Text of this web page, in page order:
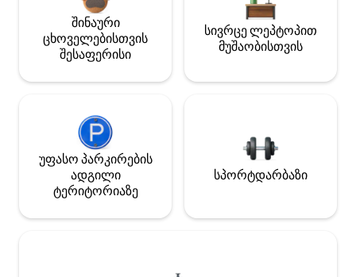
შინაური
ცხოველებისთვის
შესაფერისი
სივრცე ლეპტოპით
მუშაობისთვის
უფასო პარკირების
ადგილი
ტერიტორიაზე
სპორტდარბაზი